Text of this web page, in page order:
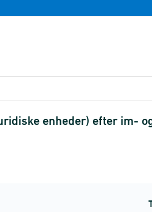
enheder) efter im-